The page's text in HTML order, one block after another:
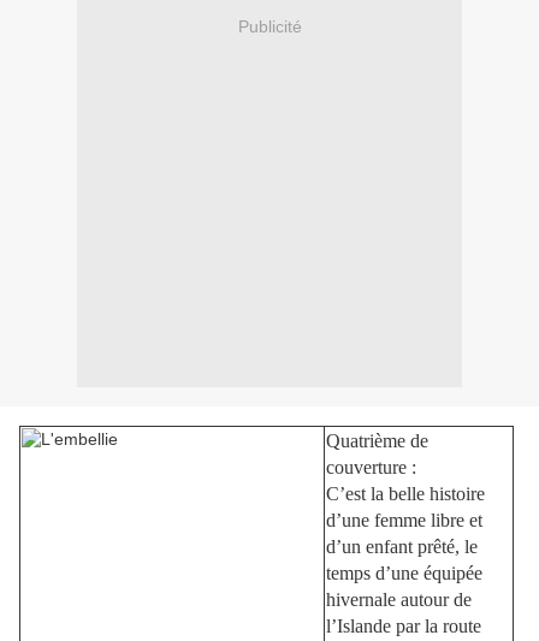
Publicité
Quatrième de
couverture :
C’est la belle histoire
d’une femme libre et
d’un enfant prêté, le
temps d’une équipée
hivernale autour de
l’Islande par la route